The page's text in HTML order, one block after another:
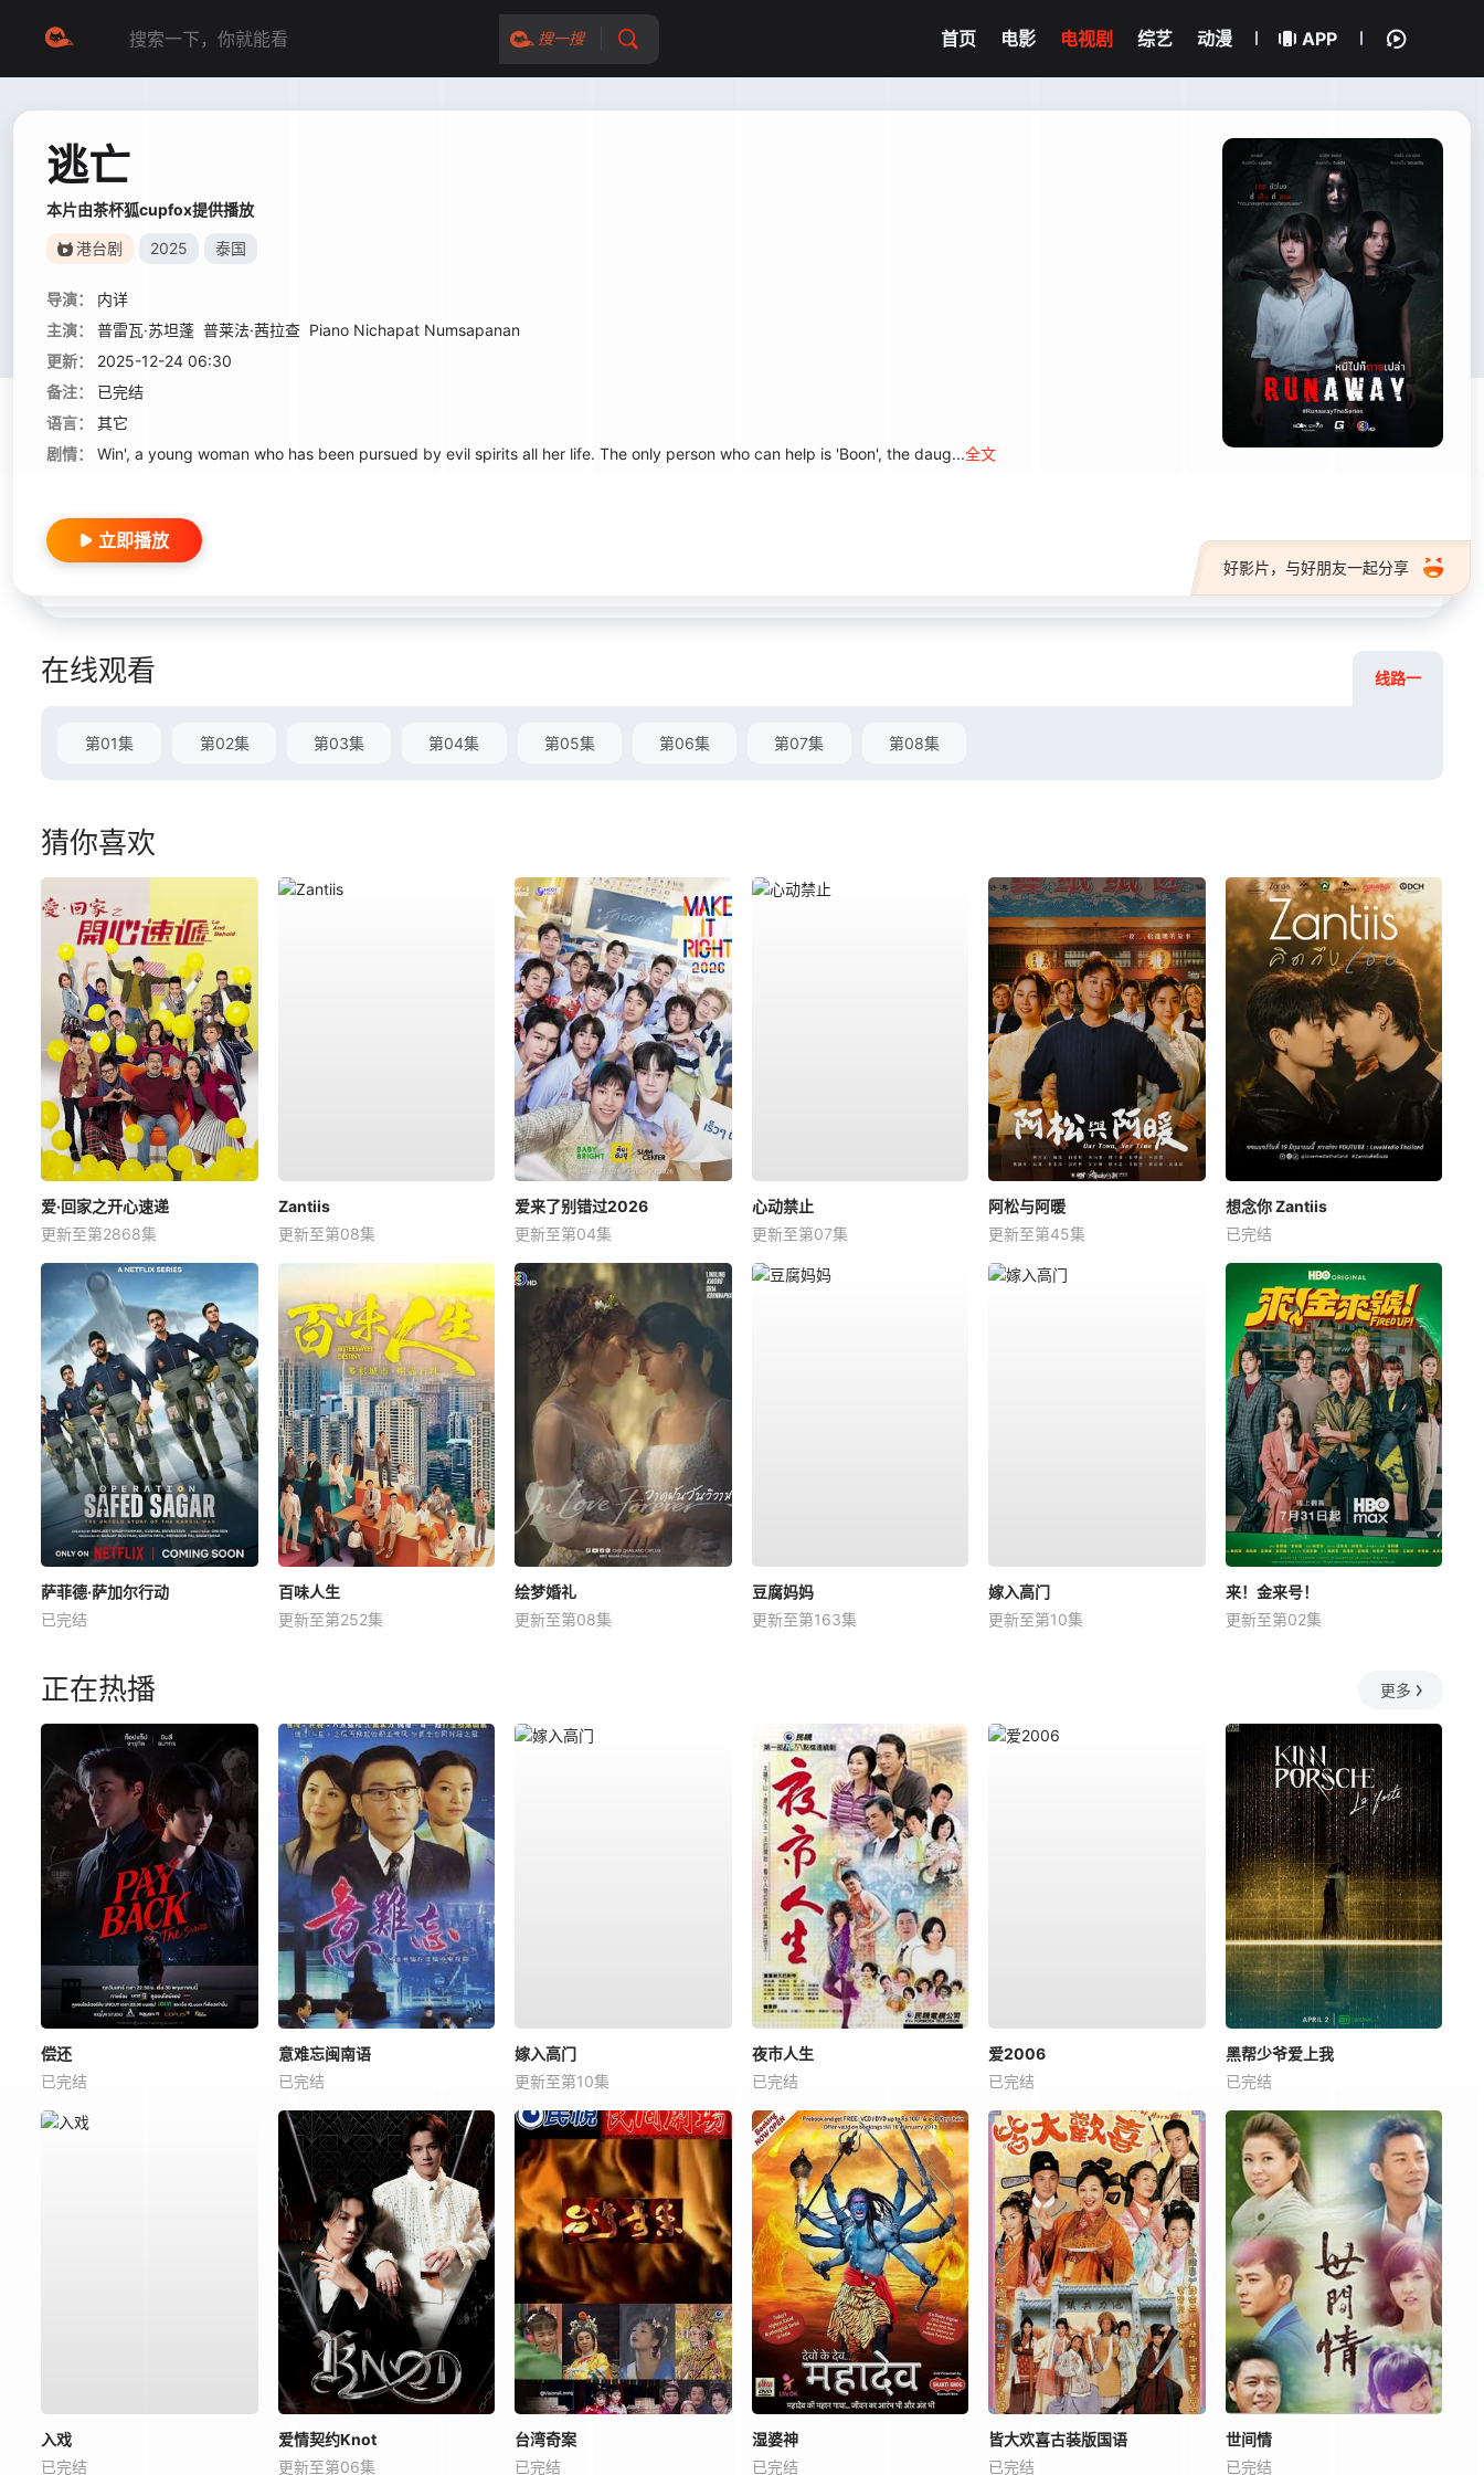
搜一搜 首页 电影 电视剧 综艺 动漫 APP
逃亡
本片由茶杯狐cupfox提供播放
港台剧 2025 泰国
导演：
内详
主演：
普雷瓦·苏坦蓬 普莱法·茜拉查 Piano Nichapat Numsapanan
更新：
2025-12-24 06:30
备注：
已完结
语言：
其它
剧情：
Win', a young woman who has been pursued by evil spirits all her life. The only person who can help is 'Boon', the daug...全文
好影片，与好朋友一起分享
立即播放
在线观看 线路一
第01集 第02集 第03集 第04集 第05集 第06集 第07集 第08集
猜你喜欢
爱·回家之开心速递
更新至第2868集
Zantiis
更新至第08集
爱来了别错过2026
更新至第04集
心动禁止
更新至第07集
阿松与阿暖
更新至第45集
想念你 Zantiis
已完结
萨菲德·萨加尔行动
已完结
百味人生
更新至第252集
绘梦婚礼
更新至第08集
豆腐妈妈
更新至第163集
嫁入高门
更新至第10集
来！金来号！
更新至第02集
正在热播 更多
偿还
已完结
意难忘闽南语
已完结
嫁入高门
更新至第10集
夜市人生
已完结
爱2006
已完结
黑帮少爷爱上我
已完结
入戏
已完结
爱情契约Knot
更新至第06集
台湾奇案
已完结
湿婆神
已完结
皆大欢喜古装版国语
已完结
世间情
已完结